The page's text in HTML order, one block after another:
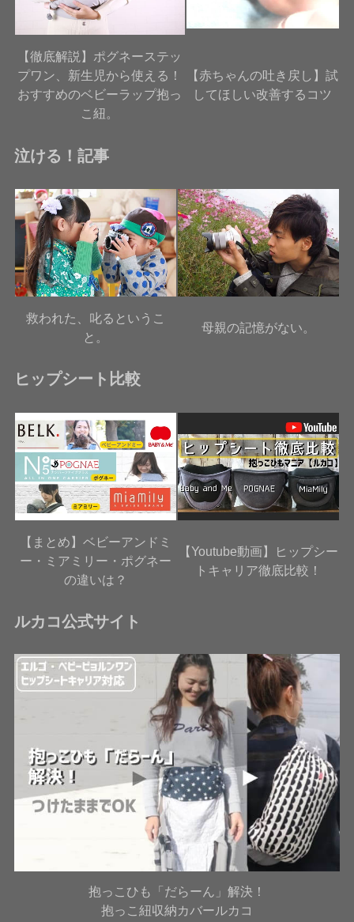
【徹底解説】ポグネーステッ
プワン、新生児から使える！
おすすめのベビーラップ抱っ
こ紐。
【赤ちゃんの吐き戻し】試
してほしい改善するコツ
泣ける！記事
救われた、叱るというこ
と。
母親の記憶がない。
ヒップシート比較
【まとめ】ベビーアンドミ
ー・ミアミリー・ポグネー
の違いは？
【Youtube動画】ヒップシー
トキャリア徹底比較！
ルカコ公式サイト
抱っこひも「だらーん」解決！
抱っこ紐収納カバールカコ